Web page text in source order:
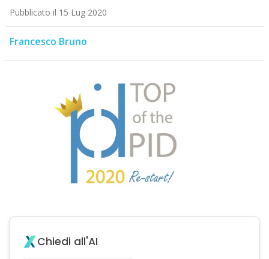
Pubblicato il 15 Lug 2020
Francesco Bruno
Chiedi all'AI